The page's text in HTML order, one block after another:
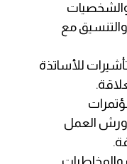
والشخصيات
والتنسيق مع
للأساتذة
العمل
والمخاطبات